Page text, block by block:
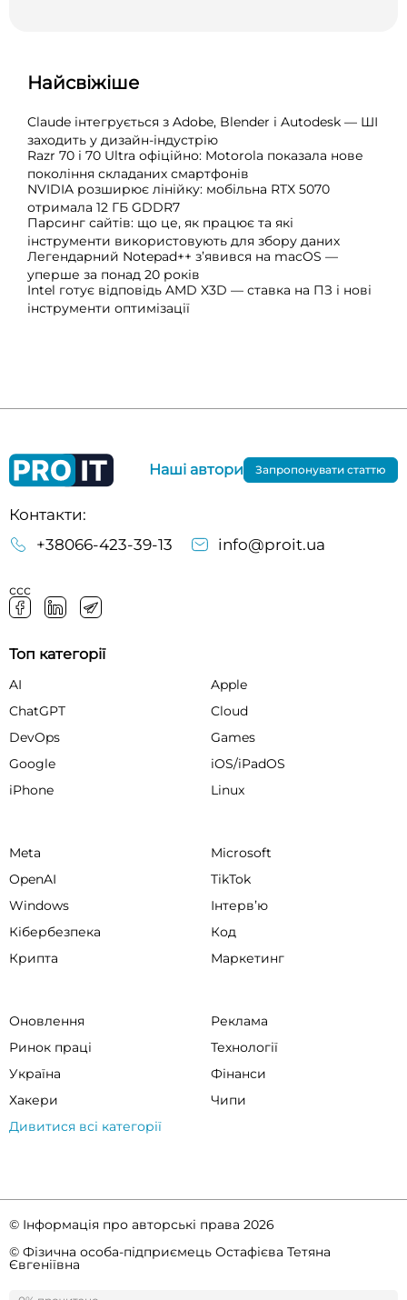
Найсвіжіше
Claude інтегрується з Adobe, Blender і Autodesk — ШІ
заходить у дизайн-індустрію
Razr 70 і 70 Ultra офіційно: Motorola показала нове
покоління складаних смартфонів
NVIDIA розширює лінійку: мобільна RTX 5070
отримала 12 ГБ GDDR7
Парсинг сайтів: що це, як працює та які
інструменти використовують для збору даних
Легендарний Notepad++ з’явився на macOS —
уперше за понад 20 років
Intel готує відповідь AMD X3D — ставка на ПЗ і нові
інструменти оптимізації
Контакти:
+38066-423-39-13
info@proit.ua
ссс
Наші автори Запропонувати статтю
Топ категорії
AI
Apple
ChatGPT
Cloud
DevOps
Games
Google
iOS/iPadOS
iPhone
Linux
Meta
Microsoft
OpenAI
TikTok
Windows
Інтервʼю
Кібербезпека
Код
Крипта
Маркетинг
Оновлення
Реклама
Ринок праці
Технології
Україна
Фінанси
Хакери
Чипи
Дивитися всі категорії
© Інформація про авторські права 2026
© Фізична особа-підприємець Остафієва Тетяна
Євгеніївна
Правила спільноти